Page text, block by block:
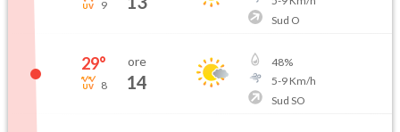
9
Sud O
29°
8
ore
14
48%
5-9Km/h
Sud SO